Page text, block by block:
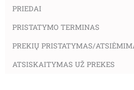
PRIEDAI
PRISTATYMO TERMINAS
PREKIŲ PRISTATYMAS/
ATSISKAITYMAS UŽ PREKES